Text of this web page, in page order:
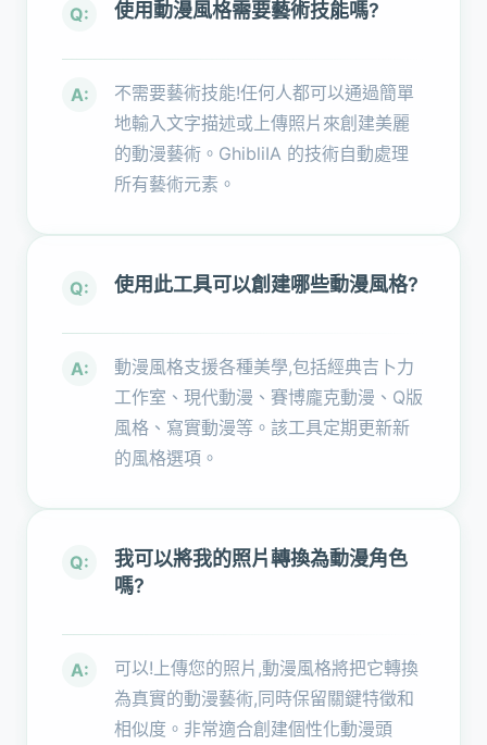
Q: 使用動漫風格需要藝術技能嗎?
A:
不需要藝術技能!任何人都可以通過簡單
地輸入文字描述或上傳照片來創建美麗
的動漫藝術。GhibliIA 的技術自動處理
所有藝術元素。
Q: 使用此工具可以創建哪些動漫風格?
A:
動漫風格支援各種美學,包括經典吉卜力
工作室、現代動漫、賽博龐克動漫、Q版
風格、寫實動漫等。該工具定期更新新
的風格選項。
Q:
我可以將我的照片轉換為動漫角色
嗎?
A:
可以!上傳您的照片,動漫風格將把它轉換
為真實的動漫藝術,同時保留關鍵特徵和
相似度。非常適合創建個性化動漫頭